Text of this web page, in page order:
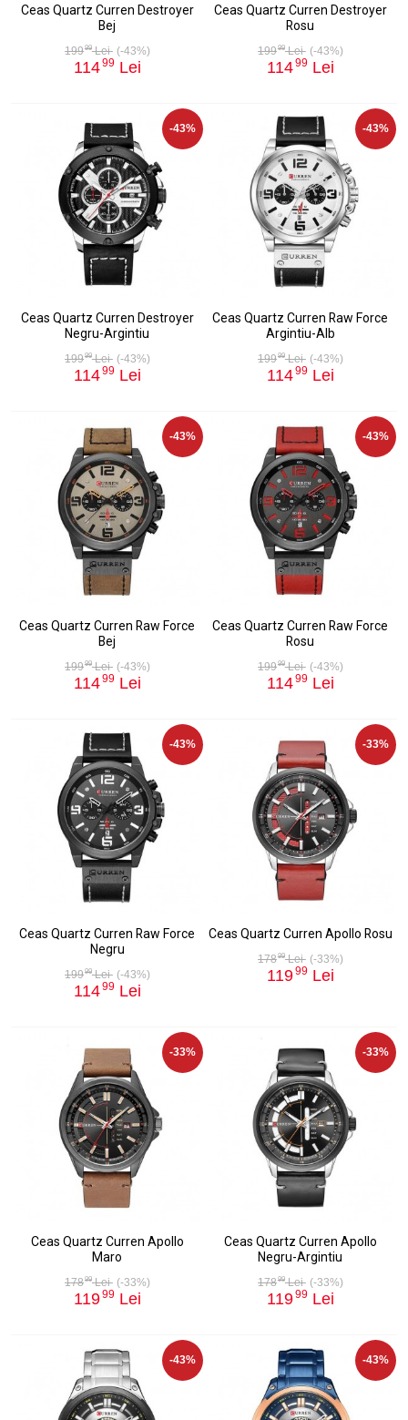
Ceas Quartz Curren Destroyer
Bej
19999Lei (-43%)
11499Lei
Ceas Quartz Curren Destroyer
Rosu
19999Lei (-43%)
11499Lei
-43%
Ceas Quartz Curren Destroyer
Negru-Argintiu
19999Lei (-43%)
11499Lei
-43%
Ceas Quartz Curren Raw Force
Argintiu-Alb
19999Lei (-43%)
11499Lei
-43%
Ceas Quartz Curren Raw Force
Bej
19999Lei (-43%)
11499Lei
-43%
Ceas Quartz Curren Raw Force
Rosu
19999Lei (-43%)
11499Lei
-43%
Ceas Quartz Curren Raw Force
Negru
19999Lei (-43%)
11499Lei
-33%
Ceas Quartz Curren Apollo Rosu
17899Lei (-33%)
11999Lei
-33%
Ceas Quartz Curren Apollo
Maro
17899Lei (-33%)
11999Lei
-33%
Ceas Quartz Curren Apollo
Negru-Argintiu
17899Lei (-33%)
11999Lei
-43% -43%